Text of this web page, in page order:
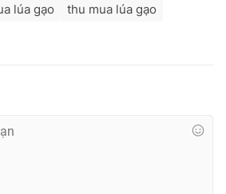
lúa gạo
thu mua lúa gạo